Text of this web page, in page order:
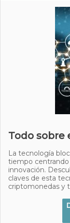
Todo sobre
La tecnología
tiempo
innovación.
claves de esta
criptomonedas y